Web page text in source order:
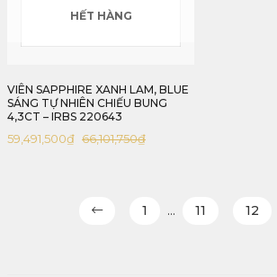
HẾT HÀNG
VIÊN SAPPHIRE XANH LAM, BLUE
SÁNG TỰ NHIÊN CHIẾU BUNG
4,3CT – IRBS 220643
66,101,750₫Giá
59,491,500₫
Giá
59,491,500₫.
1 … 11 12